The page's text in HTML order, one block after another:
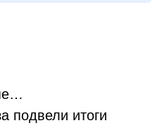
подвели итоги